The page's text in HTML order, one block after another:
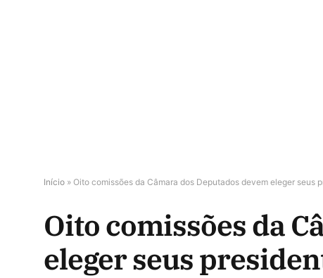
Início » Oito comissões da Câmara dos Deputados devem eleger seus
Oito comissões da
eleger seus